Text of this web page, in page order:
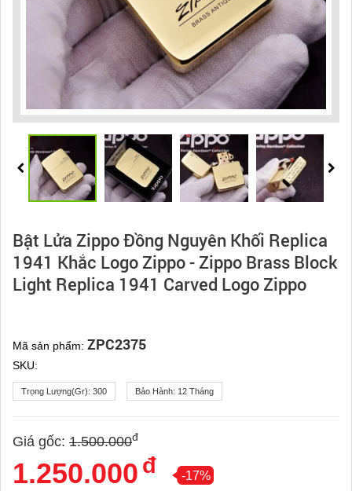
Bật Lửa Zippo Đồng Nguyên Khối Replica
1941 Khắc Logo Zippo - Zippo Brass Block
Light Replica 1941 Carved Logo Zippo
Mã sản phẩm: ZPC2375
SKU:
Trọng Lượng(gr): 300 Bảo Hành: 12 Tháng
Giá gốc: 1.500.000đ
1.250.000 đ -17%